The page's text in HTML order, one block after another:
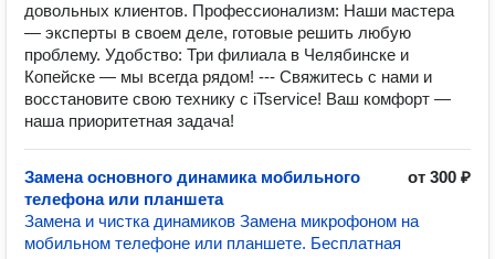
довольных клиентов. Профессионализм: Наши мастера
— эксперты в своем деле, готовые решить любую
проблему. Удобство: Три филиала в Челябинске и
Копейске — мы всегда рядом! --- Свяжитесь с нами и
восстановите свою технику с iTservice! Ваш комфорт —
наша приоритетная задача!
Замена основного динамика мобильного
телефона или планшета
от 300 ₽
Замена и чистка динамиков Замена микрофоном на
мобильном телефоне или планшете. Бесплатная